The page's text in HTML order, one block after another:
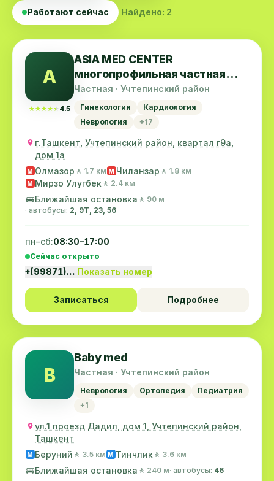
Работают сейчас Найдено: 2
A
★★★★★
★★★★★ 4.5
ASIA MED CENTER
многопрофильная частная
клиника
Частная · Учтепинский район
Гинекология
Кардиология
Неврология
+17
г.Ташкент, Учтепинский район, квартал г9а,
дом 1а
M Олмазор 🚶 1.7 км M Чиланзар 🚶 1.8 км
M Мирзо Улугбек 🚶 2.4 км
🚌Ближайшая остановка 🚶 90 м
· автобусы: 2, 9Т, 23, 56
пн–сб:08:30–17:00
Сейчас открыто
+(99871)… Показать номер
Записаться Подробнее
B
Baby med
Частная · Учтепинский район
Неврология Ортопедия
Педиатрия
+1
ул.1 проезд Дадил, дом 1, Учтепинский район,
Ташкент
M Беруний 🚶 3.5 км M Тинчлик 🚶 3.6 км
🚌Ближайшая остановка 🚶 240 м· автобусы: 46